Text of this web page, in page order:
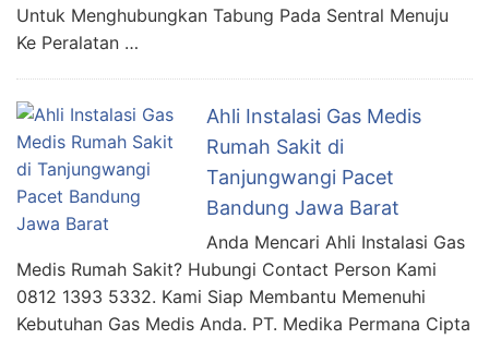
Untuk Menghubungkan Tabung Pada Sentral Menuju
Ke Peralatan …
Ahli Instalasi Gas Medis
Rumah Sakit di
Tanjungwangi Pacet
Bandung Jawa Barat
Anda Mencari Ahli Instalasi Gas
Medis Rumah Sakit? Hubungi Contact Person Kami
0812 1393 5332. Kami Siap Membantu Memenuhi
Kebutuhan Gas Medis Anda. PT. Medika Permana Cipta